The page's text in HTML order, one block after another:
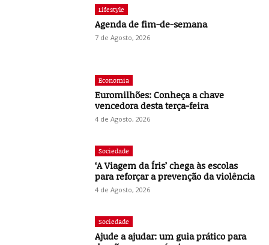
Lifestyle
Agenda de fim-de-semana
7 de Agosto, 2026
Economia
Euromilhões: Conheça a chave
vencedora desta terça-feira
4 de Agosto, 2026
Sociedade
‘A Viagem da Íris’ chega às escolas
para reforçar a prevenção da violência
4 de Agosto, 2026
Sociedade
Ajude a ajudar: um guia prático para